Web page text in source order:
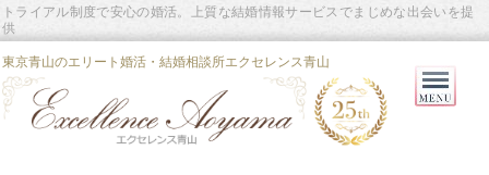
東京青山のエリート婚活・結婚相談所エクセレンス青山
トライアル制度で安心の婚活。上質な結婚情報サービスでまじめな出会いを提
供